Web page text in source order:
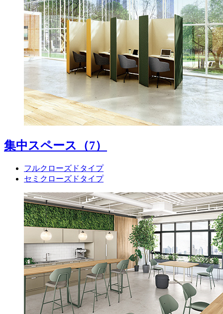
集中スペース （7）
フルクローズドタイプ
セミクローズドタイプ